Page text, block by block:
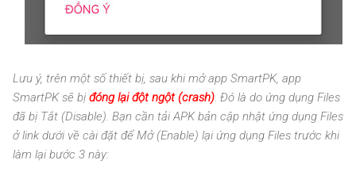
Lưu ý, trên một số thiết bị, sau khi mở app SmartPK, app
SmartPK sẽ bị đóng lại đột ngột (crash). Đó là do ứng dụng Files
đã bị Tắt (Disable). Bạn cần tải APK bản cập nhật ứng dụng Files
ở link dưới về cài đặt để Mở (Enable) lại ứng dụng Files trước khi
làm lại bước 3 này: